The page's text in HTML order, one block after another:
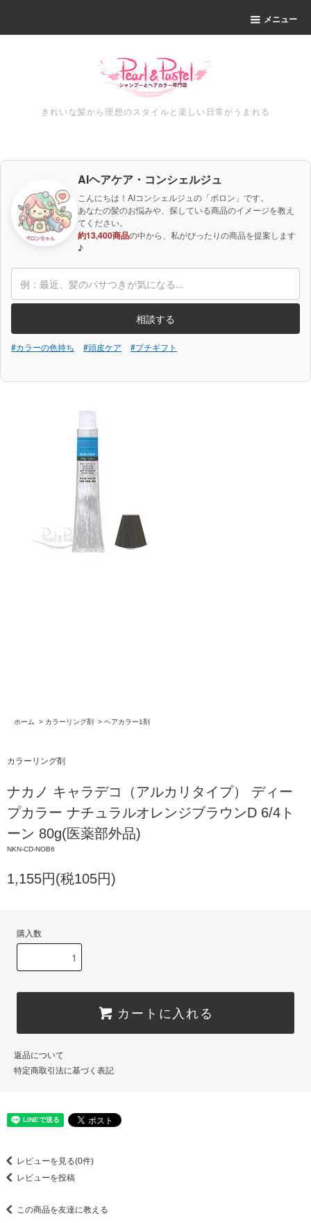
メニュー
きれいな髪から理想のスタイルと楽しい日常がうまれる
AIヘアケア・コンシェルジュ
こんにちは！AIコンシェルジュの「ポロン」です。
あなたの髪のお悩みや、探している商品のイメージを教え
てください。
約13,400商品の中から、私がぴったりの商品を提案します
♪
相談する
#カラーの色持ち #頭皮ケア #プチギフト
ホーム > カラーリング剤 > ヘアカラー1剤
カラーリング剤
ナカノ キャラデコ（アルカリタイプ） ディー
プカラー ナチュラルオレンジブラウンD 6/4ト
ーン 80g(医薬部外品)
NKN-CD-NOB6
1,155円(税105円)
購入数
カートに入れる
返品について
特定商取引法に基づく表記
レビューを見る(0件)
レビューを投稿
この商品を友達に教える